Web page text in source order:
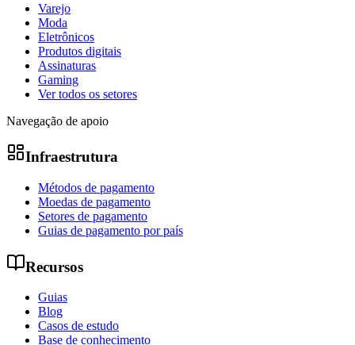
Varejo
Moda
Eletrônicos
Produtos digitais
Assinaturas
Gaming
Ver todos os setores
Navegação de apoio
Infraestrutura
Métodos de pagamento
Moedas de pagamento
Setores de pagamento
Guias de pagamento por país
Recursos
Guias
Blog
Casos de estudo
Base de conhecimento